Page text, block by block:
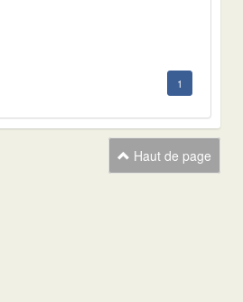
1
Haut de page